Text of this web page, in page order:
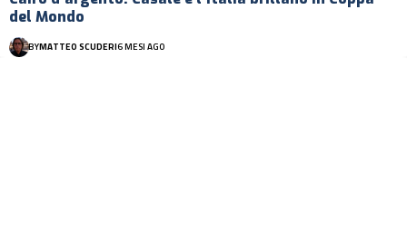
del Mondo
BYMATTEO SCUDERI6 MESI AGO